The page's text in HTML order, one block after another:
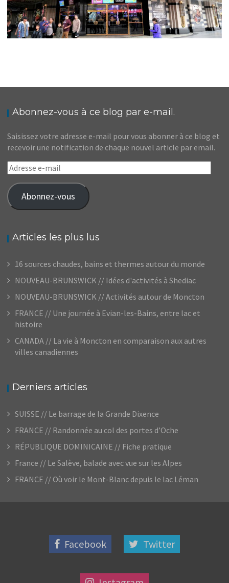
Abonnez-vous à ce blog par e-mail.
Saisissez votre adresse e-mail pour vous abonner à ce blog et
recevoir une notification de chaque nouvel article par email.
Adresse
e-
mail
Abonnez-vous
Articles les plus lus
16 sources chaudes, bains et thermes autour du monde
NOUVEAU-BRUNSWICK // Idées d'activités à Shediac
NOUVEAU-BRUNSWICK // Activités autour de Moncton
FRANCE // Une journée à Evian-les-Bains, entre lac et
histoire
CANADA // La vie à Moncton en comparaison aux autres
villes canadiennes
Derniers articles
SUISSE // Le barrage de la Grande Dixence
FRANCE // Randonnée au col des portes d’Oche
RÉPUBLIQUE DOMINICAINE // Fiche pratique
France // Le Salève, balade avec vue sur les Alpes
FRANCE // Où voir le Mont-Blanc depuis le lac Léman
Facebook Twitter